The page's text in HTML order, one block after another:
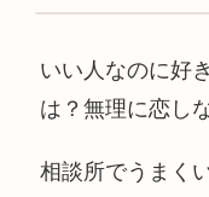
いい人なのに好
は？無理に恋し
相談所でうまく